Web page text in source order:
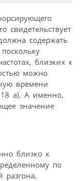
свидетельствует
содержать
близких к
можно
времени
а). А именно,
значение
близко к
по
разгона.